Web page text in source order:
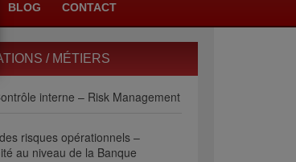
BLOG CONTACT
/ MÉTIERS
interne – Risk Management
risques opérationnels –
au niveau de la Banque